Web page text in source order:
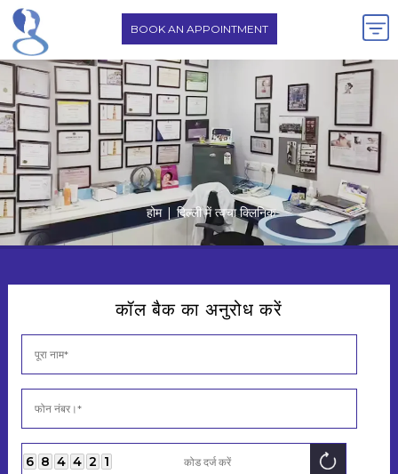
BOOK AN APPOINTMENT
होम | दिल्ली में त्वचा क्लिनिक
कॉल बैक का अनुरोध करें
6 8 4 4 2 1